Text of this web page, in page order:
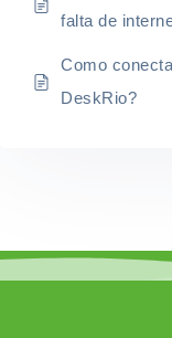
falta de
Como
DeskRio?